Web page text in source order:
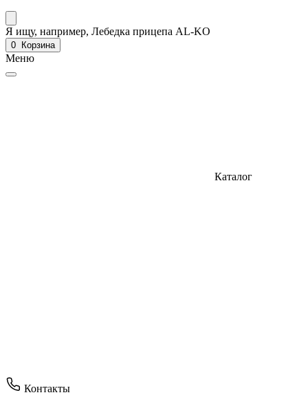
Я ищу, например, Лебедка прицепа AL-KO
0 Корзина
Меню
Каталог
Контакты